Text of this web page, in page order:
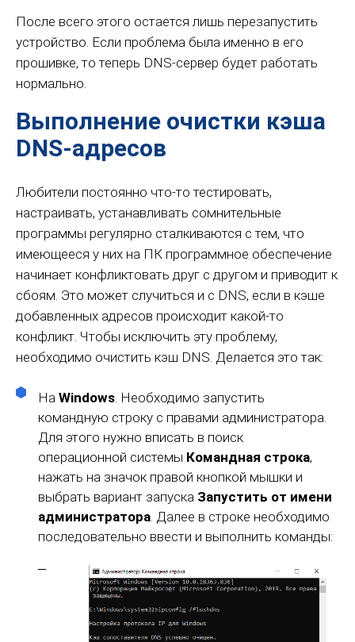
После всего этого остается лишь перезапустить
устройство. Если проблема была именно в его
прошивке, то теперь DNS-сервер будет работать
нормально.
Выполнение очистки кэша
DNS-адресов
Любители постоянно что-то тестировать,
настраивать, устанавливать сомнительные
программы регулярно сталкиваются с тем, что
имеющееся у них на ПК программное обеспечение
начинает конфликтовать друг с другом и приводит к
сбоям. Это может случиться и с DNS, если в кэше
добавленных адресов происходит какой-то
конфликт. Чтобы исключить эту проблему,
необходимо очистить кэш DNS. Делается это так:
На Windows. Необходимо запустить
командную строку с правами администратора.
Для этого нужно вписать в поиск
операционной системы Командная строка,
нажать на значок правой кнопкой мышки и
выбрать вариант запуска Запустить от имени
администратора. Далее в строке необходимо
последовательно ввести и выполнить команды: